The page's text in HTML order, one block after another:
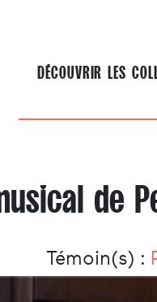
DÉCOUVRIR LES
de
Témoin(s) :